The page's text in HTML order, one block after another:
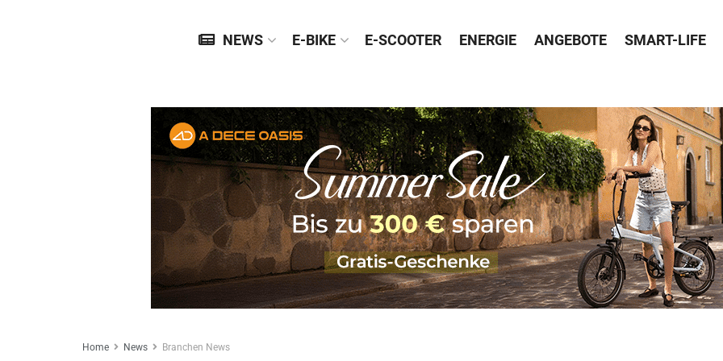
NEWS E-BIKE E-SCOOTER ENERGIE ANGEBOTE SMART-LIFE
Home News Branchen News